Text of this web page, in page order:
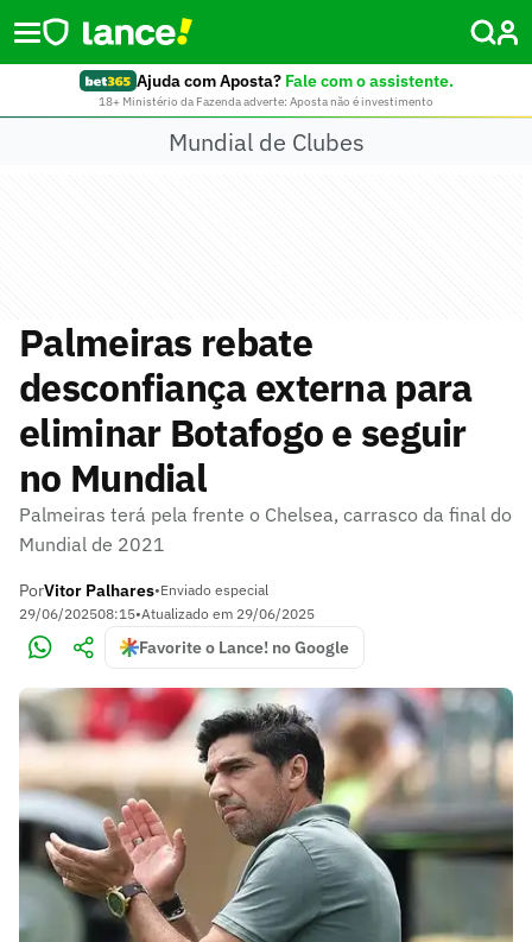
Ajuda com Aposta? Fale com o assistente.
18+ Ministério da Fazenda adverte: Aposta não é investimento
Mundial de Clubes
Palmeiras rebate
desconfiança externa para
eliminar Botafogo e seguir
no Mundial
Palmeiras terá pela frente o Chelsea, carrasco da final do
Mundial de 2021
PorVitor Palhares•Enviado especial
29/06/202508:15•Atualizado em 29/06/2025
Favorite o Lance! no Google